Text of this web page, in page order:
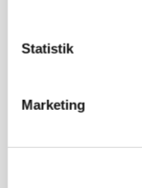
Statistik
Marketing